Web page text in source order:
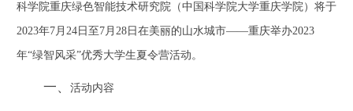
科学院重庆绿色智能技术研究院（中国科学院大学重庆学院）将于
2023年7月 24日至 7月 28日在美丽的山水城市——重庆举办2023
年“绿智风采”优秀大学生夏令营活动。
一、 活动内容